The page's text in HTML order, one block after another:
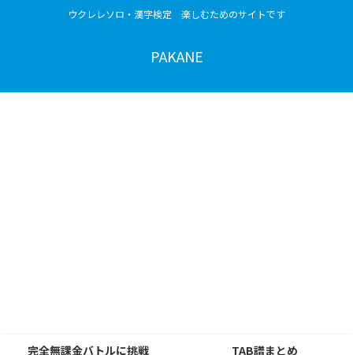
ウクレレソロ・漢字検定 楽しむためのサイトです
PAKANE
完全無課金バトルに挑戦
TAB譜まとめ